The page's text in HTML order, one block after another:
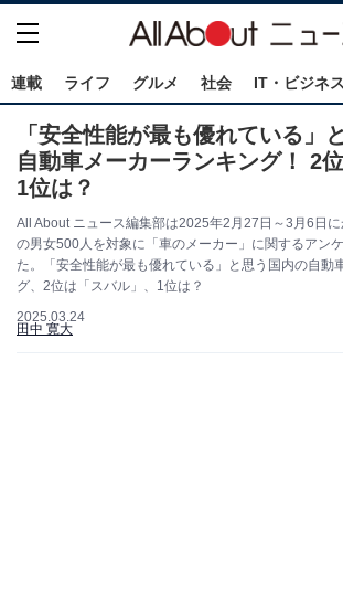
連載 ライフ グルメ 社会 IT・ビジネス
「安全性能が最も優れている」
自動車メーカーランキング！ 2位
1位は？
All About ニュース編集部は2025年2月27日～3月6日
の男女500人を対象に「車のメーカー」に関するアン
た。「安全性能が最も優れている」と思う国内の自動
グ、2位は「スバル」、1位は？
2025.03.24
田中 寛大